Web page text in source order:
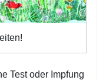
Test oder Impfung